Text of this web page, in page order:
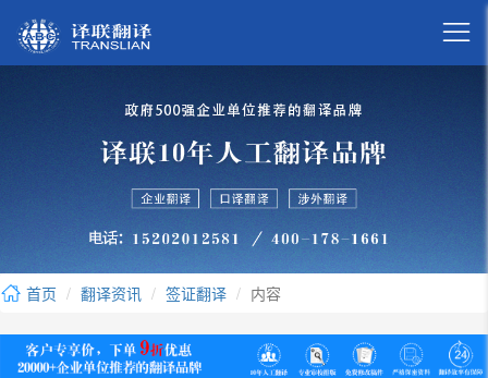

首页 翻译资讯 签证翻译 内容